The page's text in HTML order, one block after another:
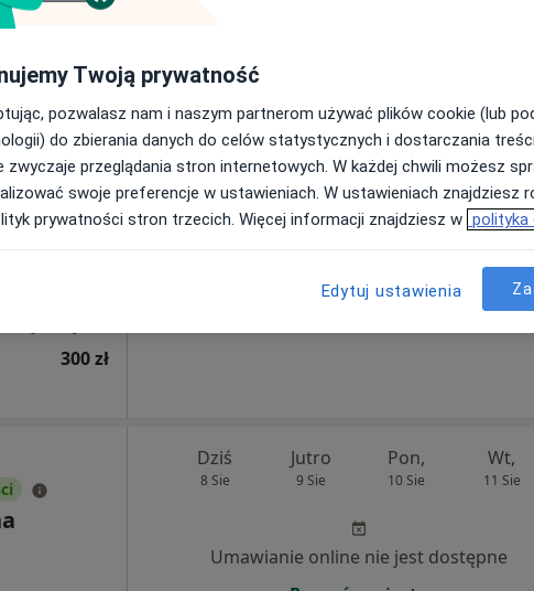
250 zł
300 zł
Dziś
8 Sie
Jutro
9 Sie
Pon,
10 Sie
Wt,
11 Sie
Umawianie online nie jest dostępne
Dziś
8 Sie
Jutro
9 Sie
Pon,
10 Sie
Wt,
11 Sie
Umawianie online nie jest dostępne
Twoją prywatność
pozwalasz nam i naszym partnerom używać plików cookie (lub
do zbierania danych do celów statystycznych i dostarczania
zwyczaje przeglądania stron internetowych. W każdej chwili możesz
swoje preferencje w ustawieniach. W ustawieniach znajdziesz
prywatności stron trzecich. Więcej informacji znajdziesz w polityka
Edytuj ustawienia